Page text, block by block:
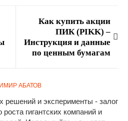
Как купить акции
ПИК (PIKK) –
Инструкция и данные
по ценным бумагам
АБАТОВ
решений и эксперименты - залог
роста гигантских компаний и